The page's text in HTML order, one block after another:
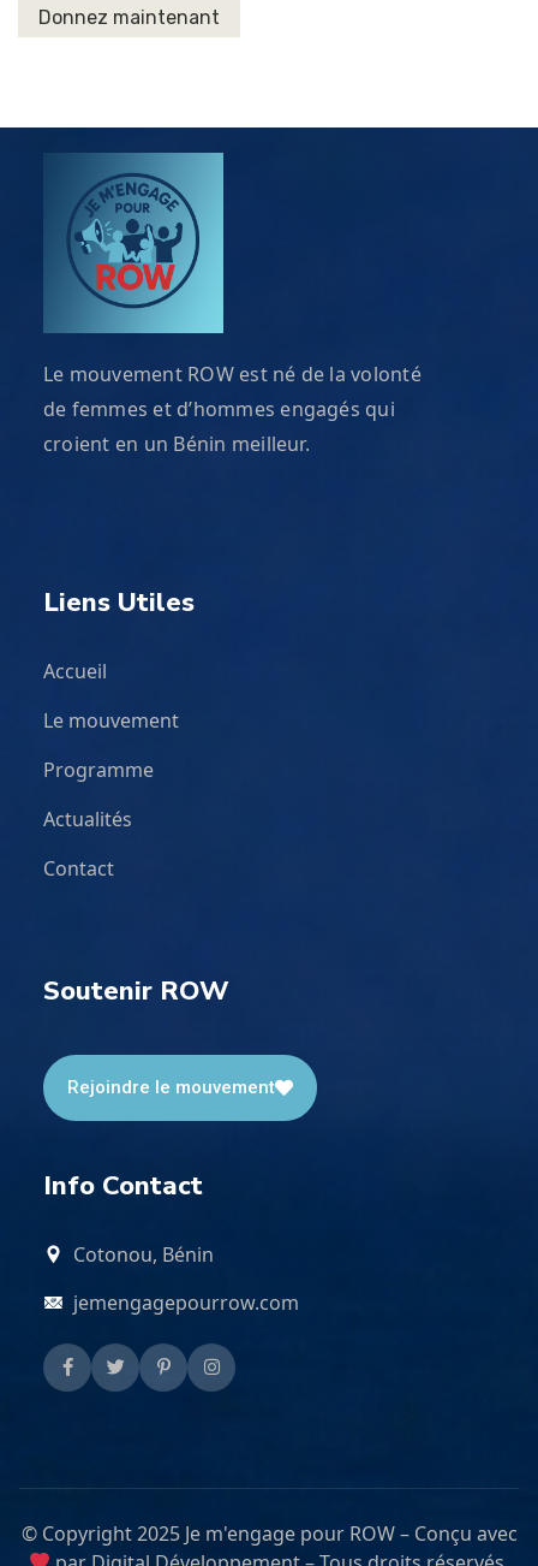
Le mouvement ROW est né de la volonté
de femmes et d’hommes engagés qui
croient en un Bénin meilleur.
Liens Utiles
Accueil
Le mouvement
Programme
Actualités
Contact
Soutenir ROW
Rejoindre le mouvement
Info Contact
Cotonou, Bénin
jemengagepourrow.com
© Copyright 2025 Je m'engage pour ROW – Conçu avec